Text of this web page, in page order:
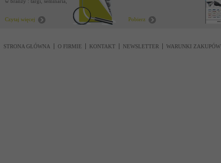
Czytaj więcej
Pobierz
STRONA GŁÓWNA O FIRMIE KONTAKT NEWSLETTER WARUNKI ZAKUPÓW